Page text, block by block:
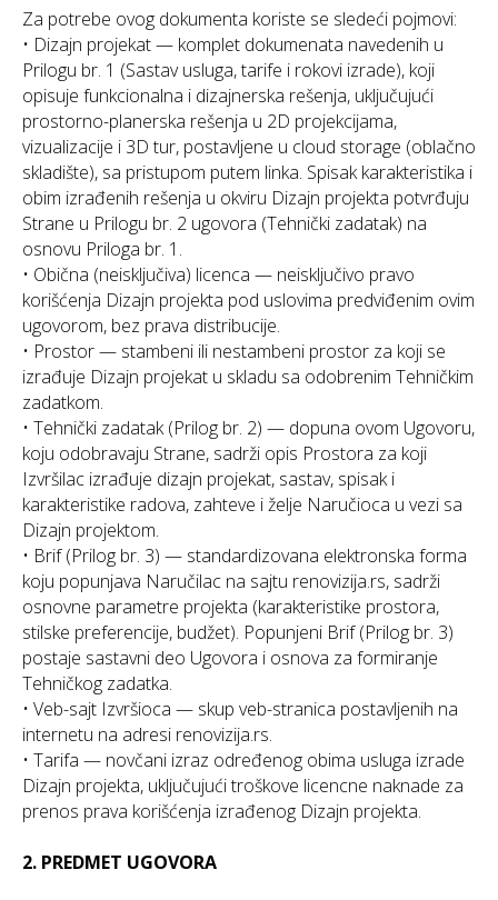
Za potrebe ovog dokumenta koriste se sledeći pojmovi:
• Dizajn projekat — komplet dokumenata navedenih u
Prilogu br. 1 (Sastav usluga, tarife i rokovi izrade), koji
opisuje funkcionalna i dizajnerska rešenja, uključujući
prostorno-planerska rešenja u 2D projekcijama,
vizualizacije i 3D tur, postavljene u cloud storage (oblačno
skladište), sa pristupom putem linka. Spisak karakteristika i
obim izrađenih rešenja u okviru Dizajn projekta potvrđuju
Strane u Prilogu br. 2 ugovora (Tehnički zadatak) na
osnovu Priloga br. 1.
• Obična (neisključiva) licenca — neisključivo pravo
korišćenja Dizajn projekta pod uslovima predviđenim ovim
ugovorom, bez prava distribucije.
• Prostor — stambeni ili nestambeni prostor za koji se
izrađuje Dizajn projekat u skladu sa odobrenim Tehničkim
zadatkom.
• Tehnički zadatak (Prilog br. 2) — dopuna ovom Ugovoru,
koju odobravaju Strane, sadrži opis Prostora za koji
Izvršilac izrađuje dizajn projekat, sastav, spisak i
karakteristike radova, zahteve i želje Naručioca u vezi sa
Dizajn projektom.
• Brif (Prilog br. 3) — standardizovana elektronska forma
koju popunjava Naručilac na sajtu renovizija.rs, sadrži
osnovne parametre projekta (karakteristike prostora,
stilske preferencije, budžet). Popunjeni Brif (Prilog br. 3)
postaje sastavni deo Ugovora i osnova za formiranje
Tehničkog zadatka.
• Veb-sajt Izvršioca — skup veb-stranica postavljenih na
internetu na adresi renovizija.rs.
• Tarifa — novčani izraz određenog obima usluga izrade
Dizajn projekta, uključujući troškove licencne naknade za
prenos prava korišćenja izrađenog Dizajn projekta.
2. PREDMET UGOVORA